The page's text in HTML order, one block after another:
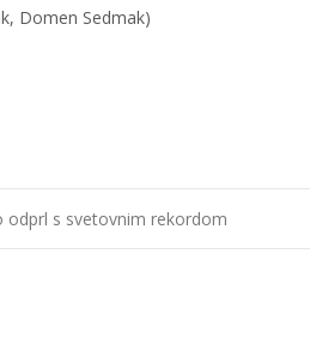
Domen Sedmak)
odprl s svetovnim rekordom